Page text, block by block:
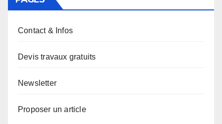
Contact & Infos
Devis travaux gratuits
Newsletter
Proposer un article